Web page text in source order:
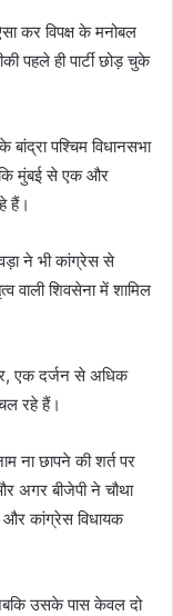
कर विपक्ष के मनोबल
पहले ही पार्टी छोड़ चुके
पश्चिम विधानसभा
कि मुंबई से एक और
हैं।
ने भी कांग्रेस से
वाली शिवसेना में शामिल
एक दर्जन से अधिक
रहे हैं।
ना छापने की शर्त पर
अगर बीजेपी ने चौथा
और कांग्रेस विधायक
उसके पास केवल दो